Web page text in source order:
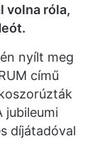
volna róla,
nyílt meg
című
jubileumi
díjátadóval